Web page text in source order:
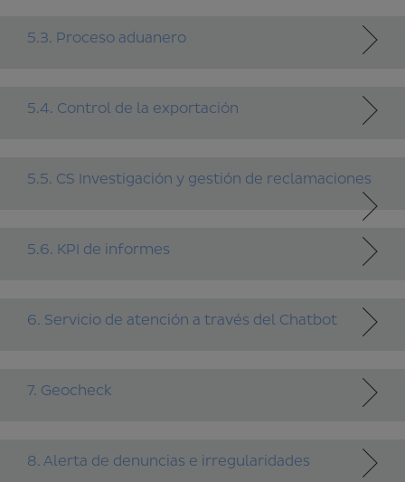
5.3. Proceso aduanero
5.4. Control de la exportación
5.5. CS Investigación y gestión de reclamaciones
5.6. KPI de informes
6. Servicio de atención a través del Chatbot
7. Geocheck
8. Alerta de denuncias e irregularidades